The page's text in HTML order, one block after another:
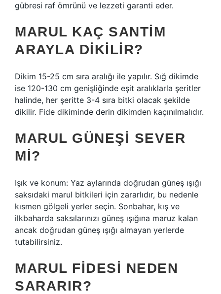
gübresi raf ömrünü ve lezzeti garanti eder.
MARUL KAÇ SANTIM
ARAYLA DIKILIR?
Dikim 15-25 cm sıra aralığı ile yapılır. Sığ dikimde
ise 120-130 cm genişliğinde eşit aralıklarla şeritler
halinde, her şeritte 3-4 sıra bitki olacak şekilde
dikilir. Fide dikiminde derin dikimden kaçınılmalıdır.
MARUL GÜNEŞI SEVER
MI?
Işık ve konum: Yaz aylarında doğrudan güneş ışığı
saksıdaki marul bitkileri için zararlıdır, bu nedenle
kısmen gölgeli yerler seçin. Sonbahar, kış ve
ilkbaharda saksılarınızı güneş ışığına maruz kalan
ancak doğrudan güneş ışığı almayan yerlerde
tutabilirsiniz.
MARUL FIDESI NEDEN
SARARIR?